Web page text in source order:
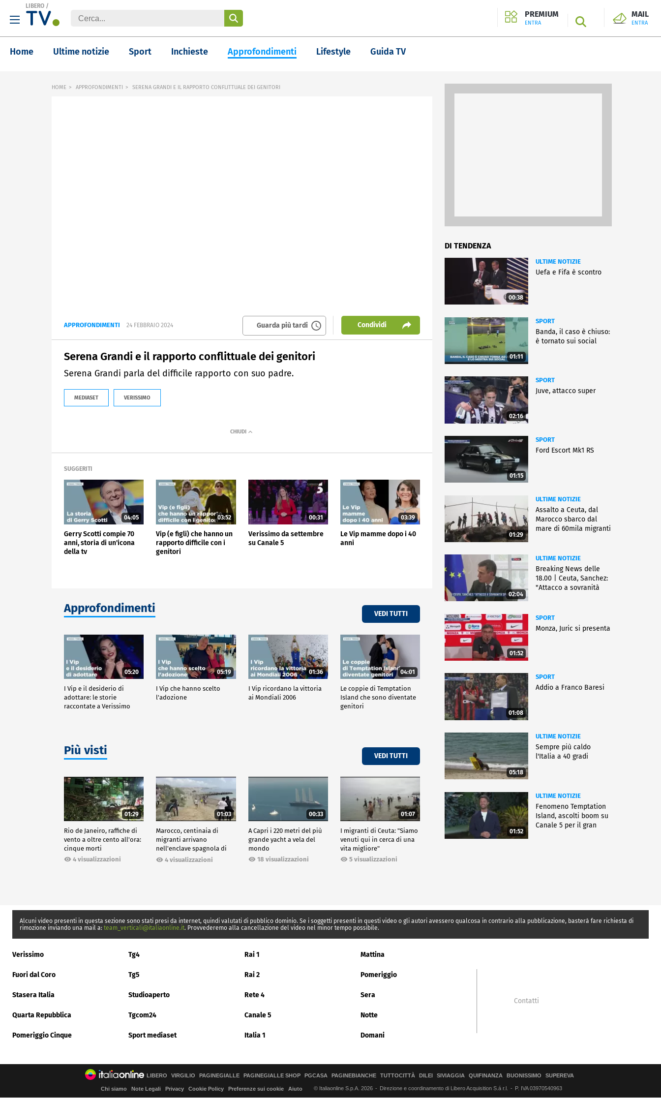
LIBERO /
PREMIUM
ENTRA SEARCH
MAIL
ENTRA
Home Ultime notizie Sport Inchieste Approfondimenti Lifestyle Guida TV
HOME APPROFONDIMENTI SERENA GRANDI E IL RAPPORTO CONFLITTUALE DEI GENITORI
APPROFONDIMENTI 24 FEBBRAIO 2024 Guarda più tardi Condividi
Serena Grandi e il rapporto conflittuale dei genitori
Serena Grandi parla del difficile rapporto con suo padre.
MEDIASET VERISSIMO
SUGGERITI
04:05
Gerry Scotti compie 70
anni, storia di un'icona
della tv
03:52
Vip (e figli) che hanno un
rapporto difficile con i
genitori
00:31
Verissimo da settembre
su Canale 5
03:39
Le Vip mamme dopo i 40
anni
Approfondimenti VEDI TUTTI
05:20
I Vip e il desiderio di
adottare: le storie
raccontate a Verissimo
05:19
I Vip che hanno scelto
l'adozione
01:36
I Vip ricordano la vittoria
ai Mondiali 2006
04:01
Le coppie di Temptation
Island che sono diventate
genitori
Più visti VEDI TUTTI
01:29
Rio de Janeiro, raffiche di
vento a oltre cento all'ora:
cinque morti
4 visualizzazioni
01:03
Marocco, centinaia di
migranti arrivano
nell'enclave spagnola di
Ceuta4 visualizzazioni
00:33
A Capri i 220 metri del più
grande yacht a vela del
mondo
18 visualizzazioni
01:07
I migranti di Ceuta: "Siamo
venuti qui in cerca di una
vita migliore"
5 visualizzazioni
DI TENDENZA
00:38
ULTIME NOTIZIE
Uefa e Fifa è scontro
01:11
SPORT
Banda, il caso è chiuso:
è tornato sui social
02:16
SPORT
Juve, attacco super
01:15
SPORT
Ford Escort Mk1 RS
01:29
ULTIME NOTIZIE
Assalto a Ceuta, dal
Marocco sbarco dal
mare di 60mila migranti
02:04
ULTIME NOTIZIE
Breaking News delle
18.00 | Ceuta, Sanchez:
"Attacco a sovranità
01:52
SPORT
Monza, Juric si presenta
01:08
SPORT
Addio a Franco Baresi
05:18
ULTIME NOTIZIE
Sempre più caldo
l'Italia a 40 gradi
01:52
ULTIME NOTIZIE
Fenomeno Temptation
Island, ascolti boom su
Canale 5 per il gran
Alcuni video presenti in questa sezione sono stati presi da internet, quindi valutati di pubblico dominio. Se i soggetti presenti in questi video o gli autori avessero qualcosa in contrario alla pubblicazione, basterà fare richiesta di
rimozione inviando una mail a: team_verticali@italiaonline.it. Provvederemo alla cancellazione del video nel minor tempo possibile.
Verissimo Tg4 Rai 1 Mattina
Fuori dal Coro Tg5 Rai 2 Pomeriggio
Stasera Italia Studioaperto Rete 4 Sera
Quarta Repubblica Tgcom24 Canale 5 Notte
Pomeriggio Cinque Sport mediaset Italia 1 Domani
Contatti
LIBERO VIRGILIO PAGINEGIALLE PAGINEGIALLE SHOP PGCASA PAGINEBIANCHE TUTTOCITTÀ DILEI SIVIAGGIA QUIFINANZA BUONISSIMO SUPEREVA
Chi siamo Note Legali Privacy Cookie Policy Preferenze sui cookie Aiuto © Italiaonline S.p.A. 2026 Direzione e coordinamento di Libero Acquisition S.á r.l. P. IVA 03970540963